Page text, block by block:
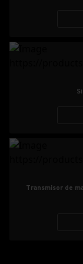
Transmisor de